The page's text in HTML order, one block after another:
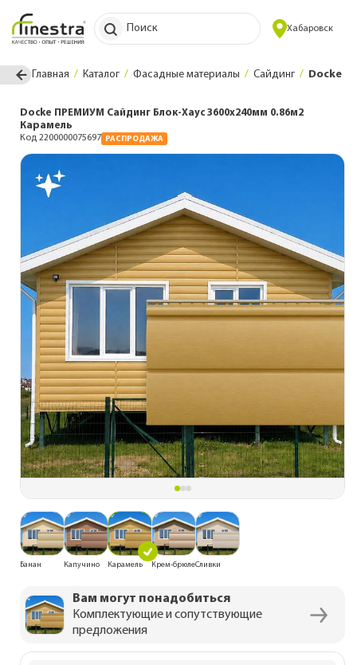
Поиск Хабаровск
Главная Каталог Фасадные материалы Сайдинг Docke
Docke ПРЕМИУМ Сайдинг Блок-Хаус 3600х240мм 0.86м2
Карамель
Код 2200000075697 РАСПРОДАЖА
Банан Капучино Карамель Крем-брюлеСливки
Вам могут понадобиться
Комплектующие и сопутствующие
предложения